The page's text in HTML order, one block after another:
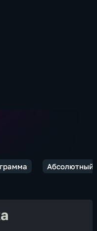
Абсолютный